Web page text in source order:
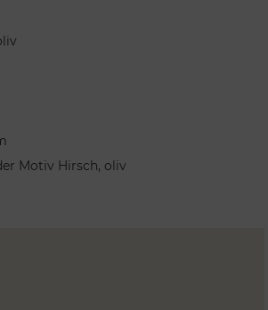
Motiv Hirsch, oliv